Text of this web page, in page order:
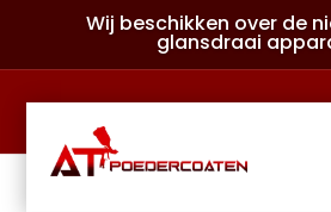
Wij beschikken over de
glansdraai